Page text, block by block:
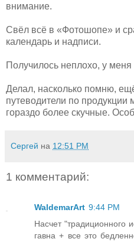
внимание.
Свёл всё в «Фотошопе» и
календарь и надписи.
Получилось неплохо, у меня
Делал, насколько помню,
путеводители по
гораздо более скучные.
Сергей на 12:51 PM
1 комментарий:
WaldemarArt 9:44 PM
Насчет "традиционного
гавна + все это